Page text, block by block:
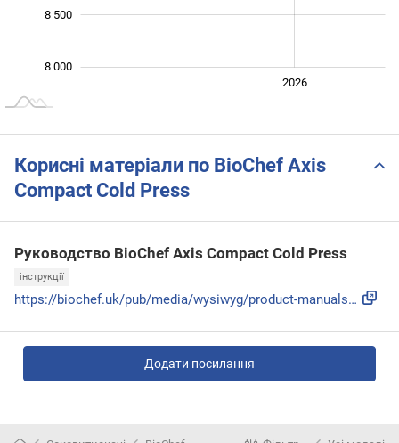
8 000
8 500
2026
Корисні матеріали по BioChef Axis
Compact Cold Press
Руководство BioChef Axis Compact Cold Press
інструкції
https://biochef.uk/pub/media/wysiwyg/product-manuals/Axis-C...
Додати посилання